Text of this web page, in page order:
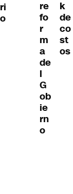
ri
o
re
fo
r
m
a
de
l
G
ob
ie
rn
o
k
de
co
st
os